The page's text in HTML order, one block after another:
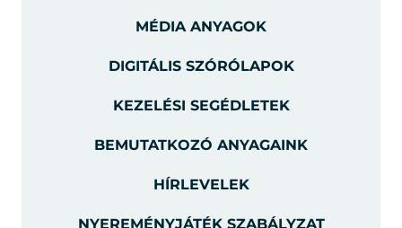
MÉDIA ANYAGOK
DIGITÁLIS SZÓRÓLAPOK
KEZELÉSI SEGÉDLETEK
BEMUTATKOZÓ ANYAGAINK
HÍRLEVELEK
NYEREMÉNYJÁTÉK SZABÁLYZAT